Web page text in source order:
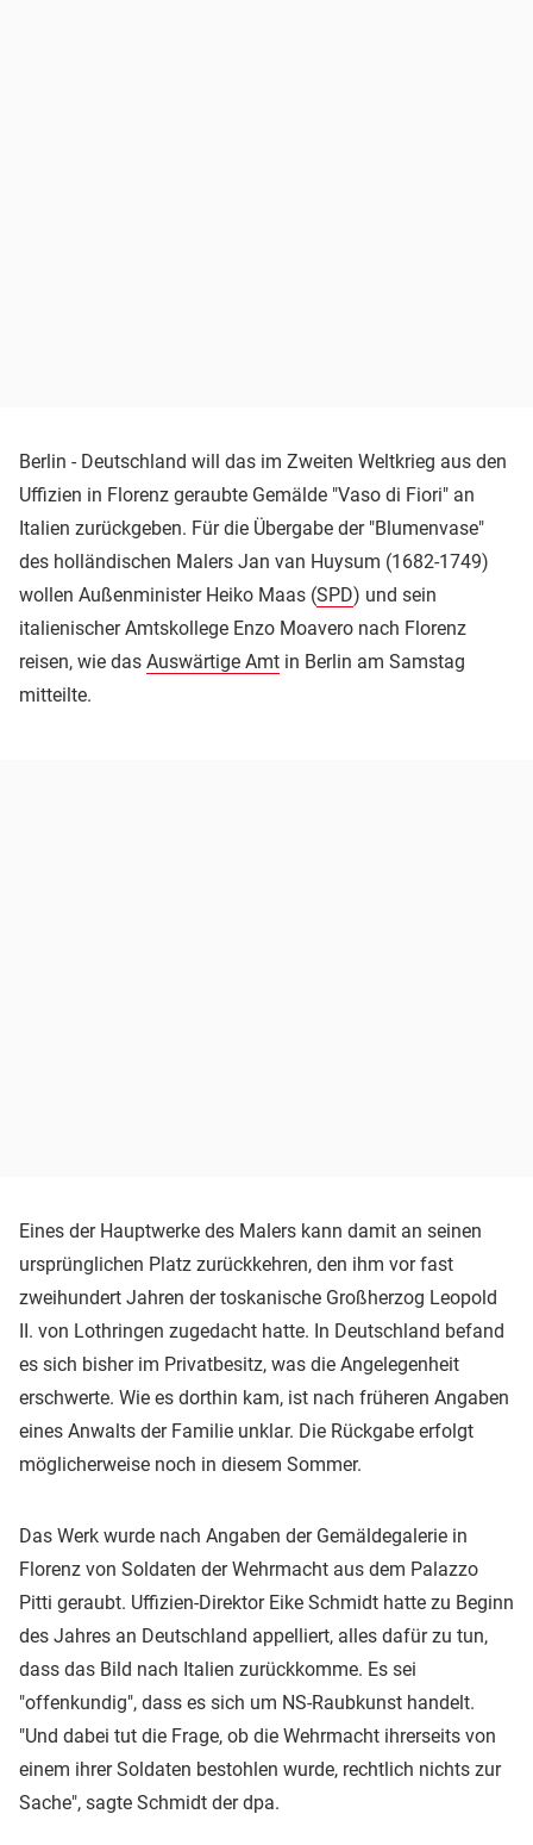
Berlin - Deutschland will das im Zweiten Weltkrieg aus den
Uffizien in Florenz geraubte Gemälde "Vaso di Fiori" an
Italien zurückgeben. Für die Übergabe der "Blumenvase"
des holländischen Malers Jan van Huysum (1682-1749)
wollen Außenminister Heiko Maas (SPD) und sein
italienischer Amtskollege Enzo Moavero nach Florenz
reisen, wie das Auswärtige Amt in Berlin am Samstag
mitteilte.
Eines der Hauptwerke des Malers kann damit an seinen
ursprünglichen Platz zurückkehren, den ihm vor fast
zweihundert Jahren der toskanische Großherzog Leopold
II. von Lothringen zugedacht hatte. In Deutschland befand
es sich bisher im Privatbesitz, was die Angelegenheit
erschwerte. Wie es dorthin kam, ist nach früheren Angaben
eines Anwalts der Familie unklar. Die Rückgabe erfolgt
möglicherweise noch in diesem Sommer.
Das Werk wurde nach Angaben der Gemäldegalerie in
Florenz von Soldaten der Wehrmacht aus dem Palazzo
Pitti geraubt. Uffizien-Direktor Eike Schmidt hatte zu Beginn
des Jahres an Deutschland appelliert, alles dafür zu tun,
dass das Bild nach Italien zurückkomme. Es sei
"offenkundig", dass es sich um NS-Raubkunst handelt.
"Und dabei tut die Frage, ob die Wehrmacht ihrerseits von
einem ihrer Soldaten bestohlen wurde, rechtlich nichts zur
Sache", sagte Schmidt der dpa.